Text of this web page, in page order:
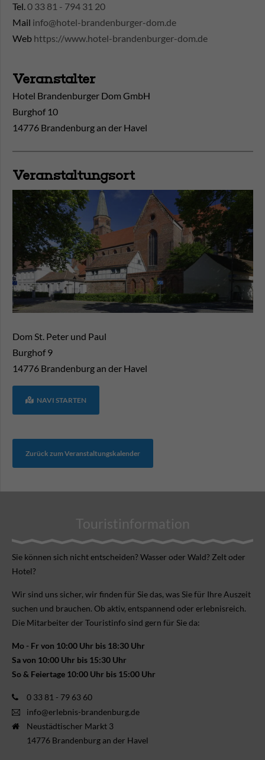
Tel.0 33 81 - 794 31 20
Mail info@hotel-brandenburger-dom.de
Web https://www.hotel-brandenburger-dom.de
Veranstalter
Hotel Brandenburger Dom GmbH
Burghof 10
14776 Brandenburg an der Havel
Veranstaltungsort
Dom St. Peter und Paul
Burghof 9
14776 Brandenburg an der Havel
NAVI STARTEN
Zurück zum Veranstaltungskalender
Touristinformation
Sie können sich nicht ent­scheiden? Wasser oder Wald? Zelt oder
Hotel?
Wir sind uns sicher, wir finden für Sie das, was Sie für Ihre Aus­zeit
suchen und brauchen. Ob aktiv, ent­spannend oder erlebnis­reich.
Die Mitarbeiter der Touristinfo sind gern für Sie da:
Mo - Fr von 10:00 Uhr bis 18:30 Uhr
Sa von 10:00 Uhr bis 15:30 Uhr
So & Feiertage 10:00 Uhr bis 15:00 Uhr
0 33 81 - 79 63 60
info@erlebnis-brandenburg.de
Neustädtischer Markt 3
14776 Brandenburg an der Havel